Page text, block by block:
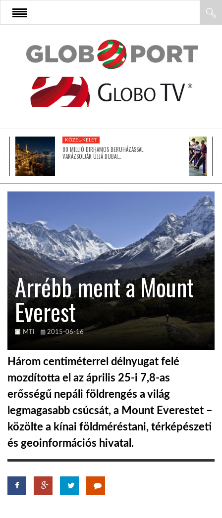
FŐOLDAL
AFRIKA
ÁZSIA
KÖZEL-KELET
AUSZTRÁLIA
A VILÁG ITTHON
GLOBOTV BP
HÍR3D
GLOBOTV
KÖZEL-KELET
80 MILLIÓ DIRHAMOS BERUHÁZÁSSAL
VARÁZSOLJÁK ÚJJÁ DUBAI…
Arrébb ment a Mount
Everest
MTI 2015-06-16
Három centiméterrel délnyugat felé
mozdította el az április 25-i 7,8-as
erősségű nepáli földrengés a világ
legmagasabb csúcsát, a Mount Everestet –
közölte a kínai földméréstani, térképészeti
és geoinformációs hivatal.